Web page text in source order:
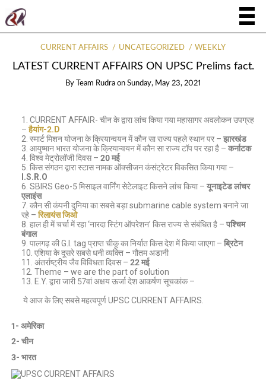
CURRENT AFFAIRS UNCATEGORIZED WEEKLY
LATEST CURRENT AFFAIRS ON UPSC Prelims fact.
By Team Rudra on Sunday, May 23, 2021
CURRENT AFFAIR- चीन के द्वारा लांच किया गया महासागर अवलोकन उपग्रह
–हैयांग-2.D
स्मार्ट मिशन योजना के क्रियान्वयन में कौन सा राज्य पहले स्थान पर –झारखंड
आयुष्मान भारत योजना के क्रियान्वयन में कौन सा राज्य टॉप पर रहा है –कर्नाटक
विश्व मेट्रोलॉजी दिवस –20 मई
किस संगठन द्वारा स्टास नामक ऑक्सीजन कंसंट्रेटर विकसित किया गया –
I.S.R.O
SBIRS Geo-5 मिसाइल वार्निंग सेटेलाइट किसने लांच किया –यूनाइटेड लांचर
एलाइंस
कौन सी कंपनी दुनिया का सबसे बड़ा submarine cable system बनाने जा
रहे –रिलायंस जिओ
हाल ही में चर्चा में रहा ‘नारदा स्टिंग ऑपरेशन’ किस राज्य से संबंधित है –पश्चिम
बंगाल
पालगढ़ की G.I. tag प्राप्त चीकू का निर्यात किस देश में किया जाएगा –ब्रिटेन
एशिया के दूसरे सबसे धनी व्यक्ति – गौतम अडानी
अंतर्राष्ट्रीय जैव विविधता दिवस –22 मई
Theme – we are the part of solution
E.Y. द्वारा जारी 57वां अक्षय ऊर्जा देश आकर्षण सूचकांक –
ये आज के लिए सबसे महत्वपूर्ण UPSC CURRENT AFFAIRS.
1- अमेरिका
2- चीन
3- भारत